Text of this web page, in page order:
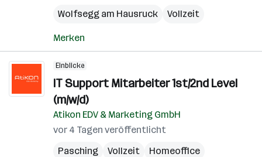
Wolfsegg am Hausruck
Vollzeit
Merken
Einblicke
IT Support Mitarbeiter 1st/2nd Level
(m/w/d)
Atikon EDV & Marketing GmbH
vor 4 Tagen veröffentlicht
Pasching
Vollzeit
Homeoffice